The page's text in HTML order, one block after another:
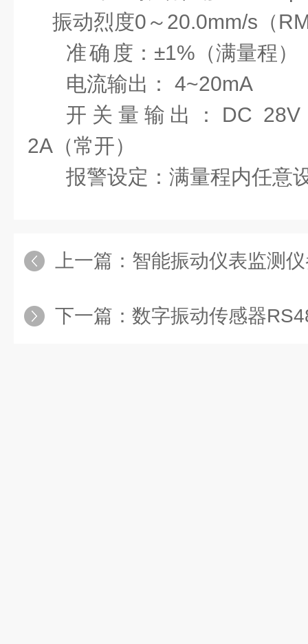
振动烈度0 ～ 20.0mm/s （
准确 度：±1% （满量程）
电流输出：
4~20mA
开关量输出： DC
2A （常开）
报警设定：满量程内任意
上一篇： 智能振动仪表监测
下一篇： 数字振动传感器